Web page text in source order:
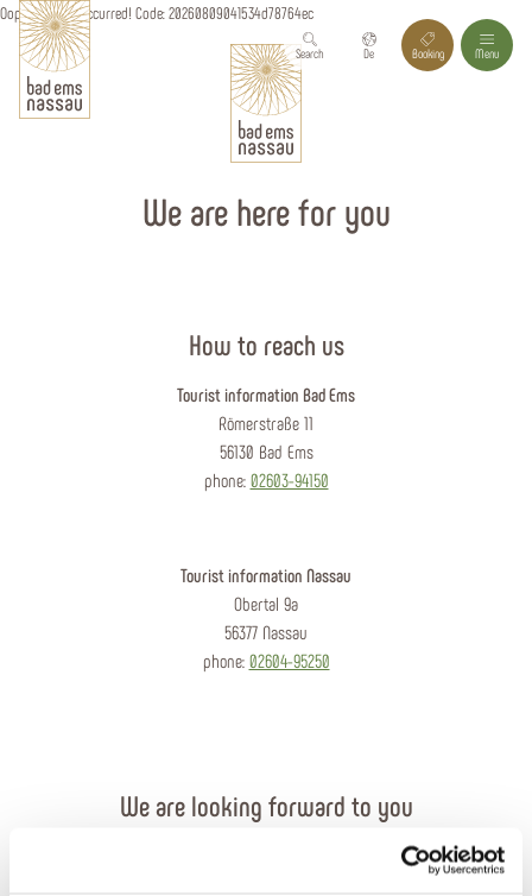
Search De Booking Menu
Oops, an error occurred! Code: 20260809041534d78764ec
We are here for you
How to reach us
Tourist information Bad Ems
Römerstraße 11
56130 Bad Ems
phone: 02603-94150
Tourist information Nassau
Obertal 9a
56377 Nassau
phone: 02604-95250
We are looking forward to you